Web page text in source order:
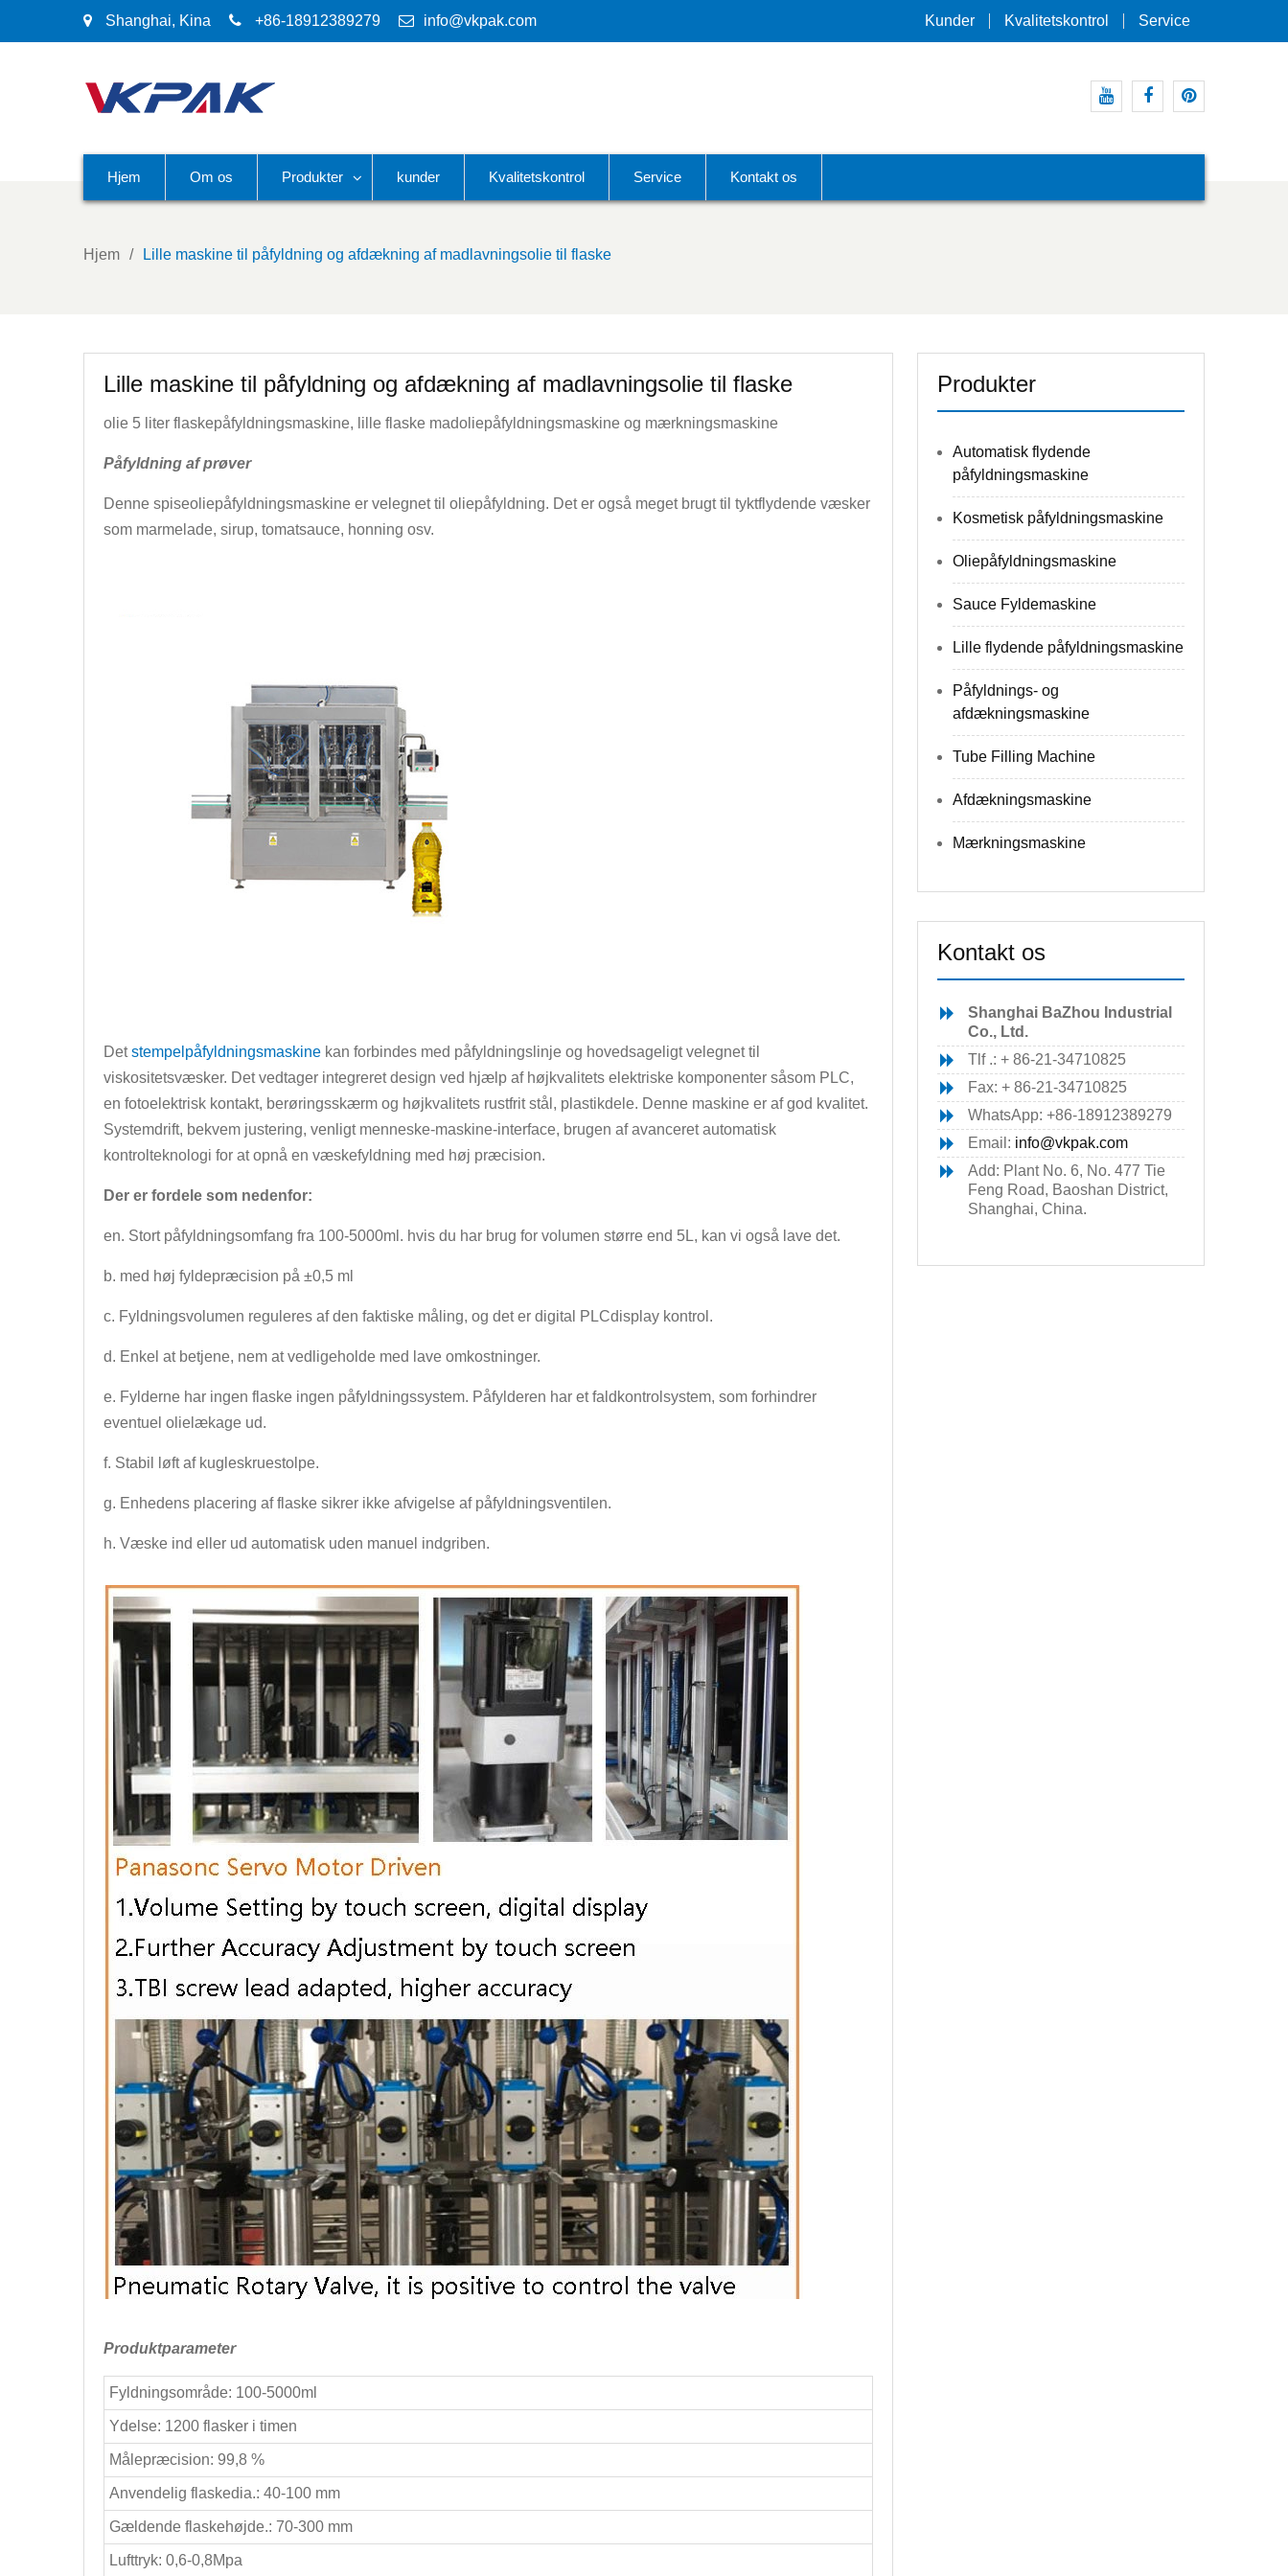
Shanghai, Kina +86-18912389279 info@vkpak.com Kunder Kvalitetskontrol Service
Hjem Om os Produkter kunder Kvalitetskontrol Service Kontakt os
Hjem Lille maskine til påfyldning og afdækning af madlavningsolie til flaske
Lille maskine til påfyldning og afdækning af madlavningsolie til flaske
olie 5 liter flaskepåfyldningsmaskine, lille flaske madoliepåfyldningsmaskine og mærkningsmaskine
Påfyldning af prøver
Denne spiseoliepåfyldningsmaskine er velegnet til oliepåfyldning. Det er også meget brugt til tyktflydende væsker
som marmelade, sirup, tomatsauce, honning osv.
Detstempelpåfyldningsmaskine kan forbindes med påfyldningslinje og hovedsageligt velegnet til
viskositetsvæsker. Det vedtager integreret design ved hjælp af højkvalitets elektriske komponenter såsom PLC,
en fotoelektrisk kontakt, berøringsskærm og højkvalitets rustfrit stål, plastikdele. Denne maskine er af god kvalitet.
Systemdrift, bekvem justering, venligt menneske-maskine-interface, brugen af avanceret automatisk
kontrolteknologi for at opnå en væskefyldning med høj præcision.
Der er fordele som nedenfor:
en. Stort påfyldningsomfang fra 100-5000ml. hvis du har brug for volumen større end 5L, kan vi også lave det.
b. med høj fyldepræcision på ±0,5 ml
c. Fyldningsvolumen reguleres af den faktiske måling, og det er digital PLCdisplay kontrol.
d. Enkel at betjene, nem at vedligeholde med lave omkostninger.
e. Fylderne har ingen flaske ingen påfyldningssystem. Påfylderen har et faldkontrolsystem, som forhindrer
eventuel olielækage ud.
f. Stabil løft af kugleskruestolpe.
g. Enhedens placering af flaske sikrer ikke afvigelse af påfyldningsventilen.
h. Væske ind eller ud automatisk uden manuel indgriben.
Produktparameter
Fyldningsområde: 100-5000ml
Ydelse: 1200 flasker i timen
Målepræcision: 99,8 %
Anvendelig flaskedia.: 40-100 mm
Gældende flaskehøjde.: 70-300 mm
Lufttryk: 0,6-0,8Mpa
Produkter
Automatisk flydende
påfyldningsmaskine
Kosmetisk påfyldningsmaskine
Oliepåfyldningsmaskine
Sauce Fyldemaskine
Lille flydende påfyldningsmaskine
Påfyldnings- og
afdækningsmaskine
Tube Filling Machine
Afdækningsmaskine
Mærkningsmaskine
Kontakt os
Shanghai BaZhou Industrial
Co., Ltd.
Tlf .: + 86-21-34710825
Fax: + 86-21-34710825
WhatsApp: +86-18912389279
Email: info@vkpak.com
Add: Plant No. 6, No. 477 Tie
Feng Road, Baoshan District,
Shanghai, China.